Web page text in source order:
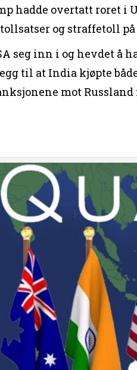
hadde overtatt roret i
og straffetoll
seg inn i og hevdet
til at India kjøpte
mot